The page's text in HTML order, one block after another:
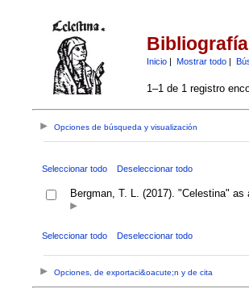
Inicio| Mostrar todo|
1–1 de 1 registro
Opciones de búsqueda y visualización
Seleccionar todo Deseleccionar todo
Bergman, T. L. (2017). "Celestina"
Seleccionar todo Deseleccionar todo
Opciones, de exportaci&oacute;n y de cita